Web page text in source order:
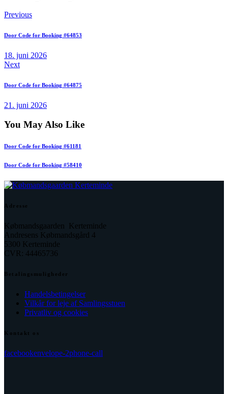
Previous
Door Code for Booking #64853
18. juni 2026
Next
Door Code for Booking #64875
21. juni 2026
You May Also Like
Door Code for Booking #61181
Door Code for Booking #58410
Adresse
Købmandsgaarden Kerteminde
Andresens Købmandsgård 4
5300 Kerteminde
CVR: 44465736
Betalingsmuligheder
Handelsbetingelser
Vilkår for leje af Samlingsstuen
Privatliv og cookies
Kontakt os
facebookenvelope-2phone-call